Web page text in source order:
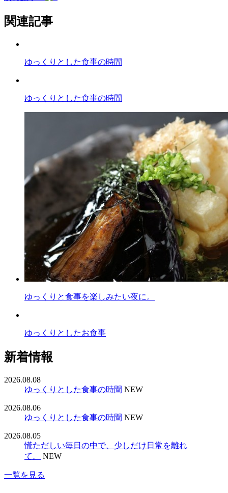
関連記事
ゆっくりとした食事の時間
ゆっくりとした食事の時間
ゆっくりと食事を楽しみたい夜に。
ゆっくりとしたお食事
新着情報
2026.08.08
ゆっくりとした食事の時間 NEW
2026.08.06
ゆっくりとした食事の時間 NEW
2026.08.05
慌ただしい毎日の中で、少しだけ日常を離れ
て。
NEW
一覧を見る